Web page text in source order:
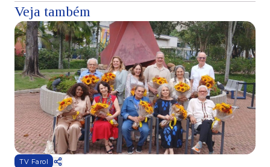
Veja também
TV Farol